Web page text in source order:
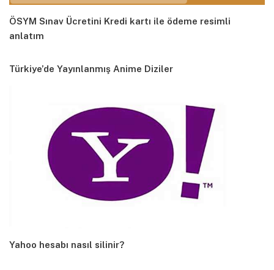
ÖSYM Sınav Ücretini Kredi kartı ile ödeme resimli
anlatım
Türkiye’de Yayınlanmış Anime Diziler
Yahoo hesabı nasıl silinir?